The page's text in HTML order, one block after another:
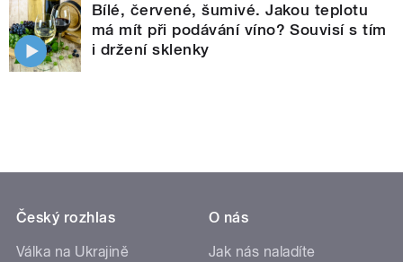
Bílé, červené, šumivé. Jakou teplotu
má mít při podávání víno? Souvisí s tím
i držení sklenky
Český rozhlas
Válka na Ukrajině
O nás
Jak nás naladíte